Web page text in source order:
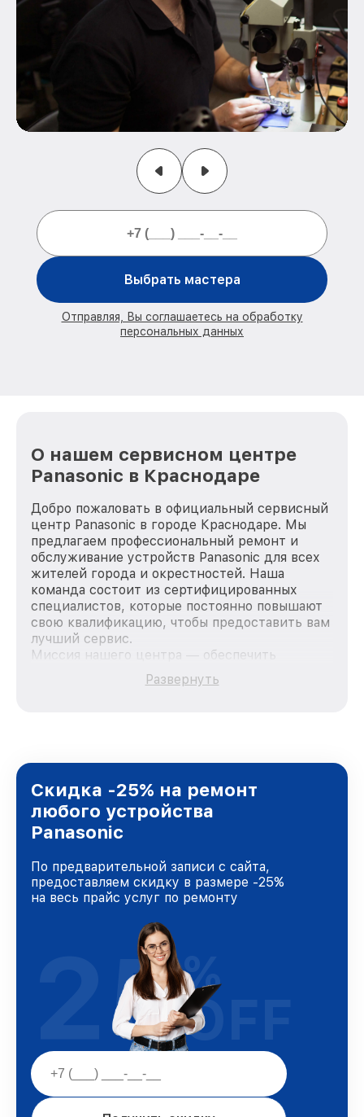
Выбрать мастера
Отправляя, Вы соглашаетесь на обработку
персональных данных
О нашем сервисном центре
Panasonic в Краснодаре
Добро пожаловать в официальный сервисный
центр Panasonic в городе Краснодаре. Мы
предлагаем профессиональный ремонт и
обслуживание устройств Panasonic для всех
жителей города и окрестностей. Наша
команда состоит из сертифицированных
специалистов, которые постоянно повышают
свою квалификацию, чтобы предоставить вам
лучший сервис.
Миссия нашего центра — обеспечить
качественный и доступный ремонт для
каждого пользователя продукции Panasonic,
городе Краснодаре, постоянно повышая
уровень доверия и лояльности наших
клиентов.
Развернуть
Скидка -25% на ремонт
любого устройства
Panasonic
По предварительной записи с сайта,
предоставляем скидку в размере -25%
на весь прайс услуг по ремонту
25%
OFF